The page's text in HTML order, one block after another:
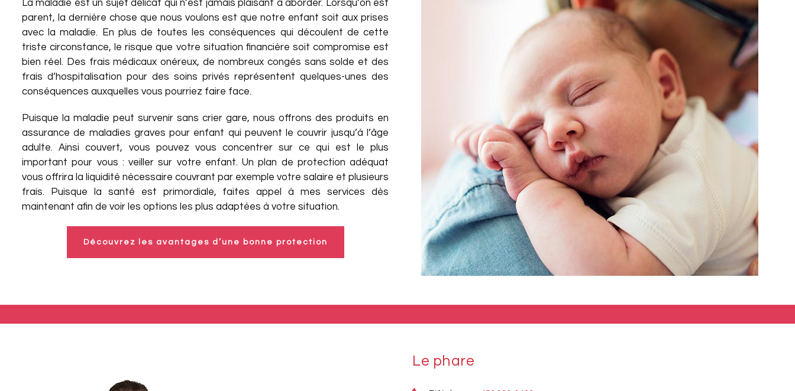
La maladie est un sujet délicat qui n’est jamais plaisant à aborder. Lorsqu’on est
parent, la dernière chose que nous voulons est que notre enfant soit aux prises
avec la maladie. En plus de toutes les conséquences qui découlent de cette
triste circonstance, le risque que votre situation financière soit compromise est
bien réel. Des frais médicaux onéreux, de nombreux congés sans solde et des
frais d’hospitalisation pour des soins privés représentent quelques-unes des
conséquences auxquelles vous pourriez faire face.
Puisque la maladie peut survenir sans crier gare, nous offrons des produits en
assurance de maladies graves pour enfant qui peuvent le couvrir jusqu’à l’âge
adulte. Ainsi couvert, vous pouvez vous concentrer sur ce qui est le plus
important pour vous : veiller sur votre enfant. Un plan de protection adéquat
vous offrira la liquidité nécessaire couvrant par exemple votre salaire et plusieurs
frais. Puisque la santé est primordiale, faites appel à mes services dès
maintenant afin de voir les options les plus adaptées à votre situation.
Découvrez les avantages d’une bonne protection
Le phare